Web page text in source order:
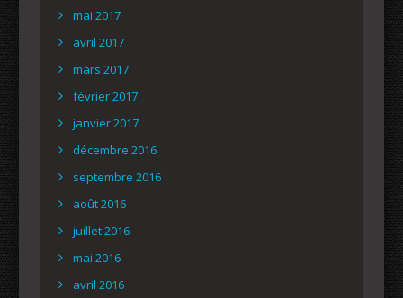
mai 2017
avril 2017
mars 2017
février 2017
janvier 2017
décembre 2016
septembre 2016
août 2016
juillet 2016
mai 2016
avril 2016